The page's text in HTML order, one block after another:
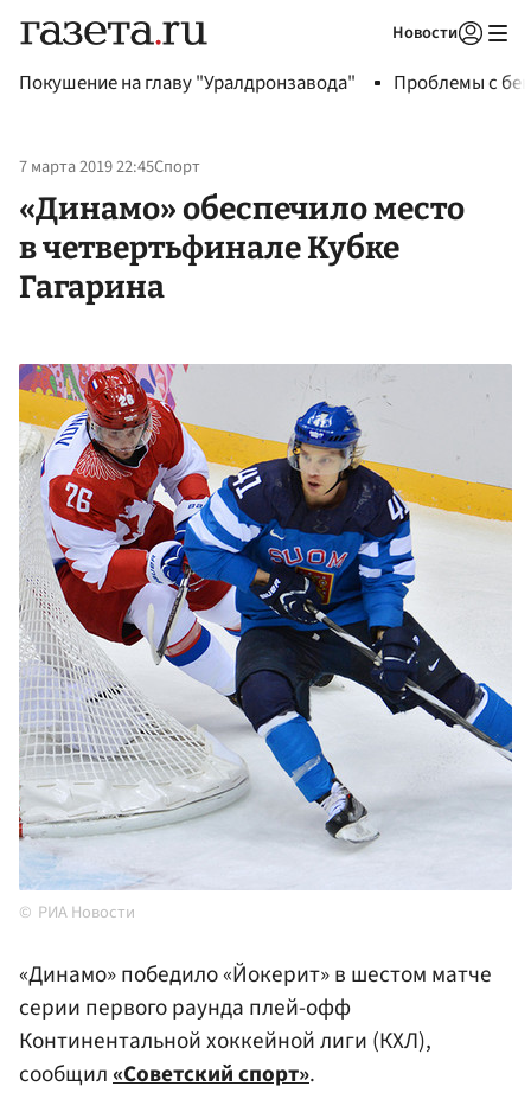
Новости
Покушение на главу "Уралдронзавода" Проблемы с
7 марта 2019 22:45Спорт
«Динамо» обеспечило место
в четвертьфинале Кубке
Гагарина
РИА Новости
«Динамо» победило «Йокерит» в шестом матче
серии первого раунда плей-офф
Континентальной хоккейной лиги (КХЛ),
сообщил«Советский спорт».